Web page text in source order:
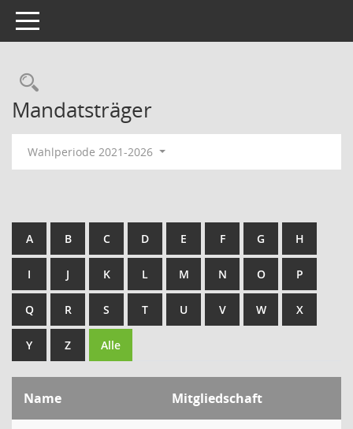
Toggle navigation
Rechercheauswahl
Mandatsträger
Wahlperiode 2021-2026
A B C D E F G H
I J K L M N O P
Q R S T U V W X
Y Z Alle
Name Mitgliedschaft